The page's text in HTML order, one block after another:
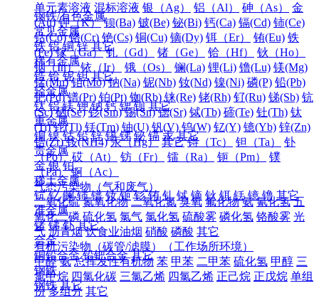
单元素溶液 混标溶液 银（Ag） 铝（Al） 砷（As）
金
(Au) 钾（K） 钡(Ba) 铍(Be) 铋(Bi) 钙(Ca) 镉(Cd) 铈(Ce)
钴(Co) 铬(Cr) 铯(Cs) 铜(Cu) 镝(Dy) 铒（Er） 铕(Eu) 铁
(Fe) 镓（Ga） 钆（Gd） 锗（Ge） 铪（Hf）
钬（Ho）
铟（In） 铱（Ir） 锇（Os） 镧(La) 锂(Li) 镥(Lu) 镁(Mg)
锰(Mn) 钼(Mo) 钠(Na) 铌(Nb) 钕(Nd) 镍(Ni) 磷(P) 铅(Pb)
钯(Pd) 镨(Pr) 铂(Pt) 铷(Rb) 铼(Re) 铑(Rh) 钌(Ru) 锑(Sb) 钪
(Sc) 硒(Se) 钐(Sm) 锡(Sn) 锶(Sr) 铽(Tb) 碲(Te) 钍(Th) 钛
(Ti) 铊(Tl) 铥(Tm) 铀(U) 钒(V) 钨(W) 钇(Y) 镱(Yb) 锌(Zn)
锆(Zr) 铵(NH4) 汞（Hg） 其它 锝（Tc） 钽（Ta）
钋
（Po） 砹（At） 钫（Fr） 镭（Ra） 钷（Pm）
镤
（Pa） 锕（Ac）
气态污染物（气和废气）
二氧化硫 氮氧化物 二氧化氮 臭氧 氟化物 氨 氰化氢 五
氧化二磷 硫化氢 氯气 氯化氢 硫酸雾 磷化氢 铬酸雾 光
气 沥青烟 饮食业油烟 硝酸 磷酸 其它
有机污染物（碳管/滤膜）（工作场所环境）
甲醛 氨 总挥发性有机物 苯 甲苯 二甲苯 硫化氢 甲醇 三
氯甲烷 四氯化碳 三氯乙烯 四氯乙烯 正己烷 正戊烷 单组
份 多组分 其它
钢铁/有色金属
常见金属
铁 铝 铜 锌 其它
稀有金属
锆 铪 铌 钽 其它
轻金属
钛 铝 镁 钾 钠 钙 锶 钡 其它
重金属
铜 镍 钴 铅 锌 锡 锑 铋 镉 汞 其它
贵金属
金 银 铂
稀土金属
钪 钇 镧 铈 镨 钕 钷 钐 铕 钆 铽 镝 钬 铒 铥 镱 镥 其它
准金属
锗 锑 钋 其它
合金
铜铅合金 铅钯合金 其它
钢铁
钢铁 其它